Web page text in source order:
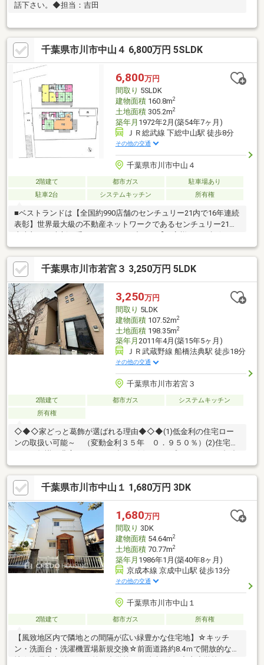
話下さい。◆担当：吉田
千葉県市川市中山４ 6,800万円 5SLDK
6,800万円
間取り 5SLDK
建物面積160.8m2
土地面積305.2m2
築年月 1972年2月(築54年7ヶ月)
ＪＲ総武線 下総中山駅 徒歩8分
その他の交通
千葉県市川市中山４
2階建て 都市ガス
駐車場あり
駐車2台
システムキッチン 所有権
■ベストランドは【全国約990店舗のセンチュリー21内で16年連続
表彰】世界最大級の不動産ネットワークであるセンチュリー21日
本本部より表彰を受けております■中でも【お客様からの評価が
高かった全国10店舗に認定】全国約990店舗を数えるセンチュリ
ー21のなかでも、ご成約者様からの評価が高かった全国10店舗に
のみ贈られる賞を2年連続受賞。住まい探しはぜひ弊社で■弊社は
【住宅ローンに自信あり】弊社は住宅ローン融資承認取得実績多
数住宅ローンの仕組みから、お客様それぞれのご事情に合った組
み方まで分かりやすくご説明いたします相談だけでも大歓迎！ど
んなことでも、お気軽にお問合せ下さい
千葉県市川市若宮３ 3,250万円 5LDK
3,250万円
間取り 5LDK
建物面積107.52m2
土地面積198.35m2
築年月 2011年4月(築15年5ヶ月)
ＪＲ武蔵野線 船橋法典駅 徒歩18分
その他の交通
千葉県市川市若宮３
2階建て 都市ガス
システムキッチン
所有権
◇◆◇家どっと葛飾が選ばれる理由◆◇◆(1)低金利の住宅ロー
ンの取扱い可能～ （変動金利３５年 ０．９５０％）(2)住宅ロ
せが出来る～（無料）～【今のお客様のご状況をお聞かせくださ
い】～◆毎月支払う住居費って自分達はいくらなら大丈夫かな。
◆歳を重ねてもずっと安心して暮らせる場所がいい！◆購入はし
たいけど、手続きとか税金とか色々心配。期待も大きい反面、悩
みや不安も多いと思います。不動産売買専門店でお客様と一緒に
悩んできた数が多い私達だから解決出来る問題があります。
千葉県市川市中山１ 1,680万円 3DK
1,680万円
間取り 3DK
建物面積54.64m2
土地面積70.77m2
築年月 1986年1月(築40年8ヶ月)
京成本線 京成中山駅 徒歩13分
その他の交通
千葉県市川市中山１
2階建て 都市ガス 所有権
【風致地区内で隣地との間隔が広い緑豊かな住宅地】☆キッチ
ン・洗面台・洗濯機置場新規交換☆前面道路約8.4ｍで開放的な立
地☆全居室収納あり☆第四中学校まで徒歩1分、中山小学校まで